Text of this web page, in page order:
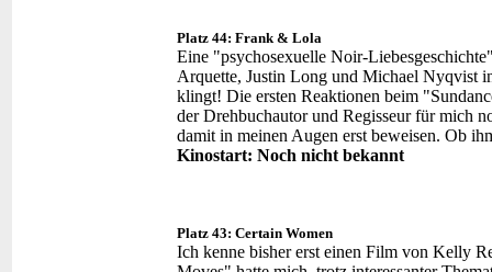
Platz 44: Frank & Lola
Eine "psychosexuelle Noir-
Arquette, Justin Long und Michael Nyqvist
klingt! Die ersten Reaktionen beim
der Drehbuchautor und Regisseur für mich
damit in meinen Augen erst beweisen. Ob
Kinostart: Noch nicht bekannt
Platz 43: Certain Women
Ich kenne bisher erst einen Film von Kelly